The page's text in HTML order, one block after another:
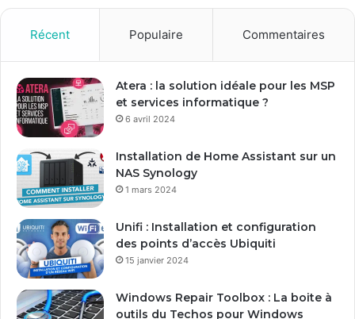
Récent Populaire Commentaires
Atera : la solution idéale pour les MSP
et services informatique ?
6 avril 2024
Installation de Home Assistant sur un
NAS Synology
1 mars 2024
Unifi : Installation et configuration
des points d’accès Ubiquiti
15 janvier 2024
Windows Repair Toolbox : La boite à
outils du Techos pour Windows